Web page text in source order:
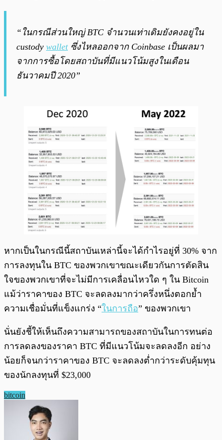
“ในกรณีส่วนใหญ่ BTC จำนวนเท่าเดิมยังคงอยู่ใน
custody walletซึ่งไหลออกจาก Coinbase เป็นผลมา
จากการซื้อโดยสถาบันที่มีแนวโน้มสูงในเดือน
ธันวาคมปี 2020”
หากเป็นในกรณีนี้สถาบันเหล่านี้จะได้กำไรอยู่ที่ 30% จาก
การลงทุนใน BTC ของพวกเขาขณะเดียวกันการตัดสิน
ใจของพวกเขาที่จะไม่มีการเคลื่อนไหวใด ๆ ใน Bitcoin
แม้ว่าราคาของ BTC จะลดลงมากว่าครึ่งหนึ่งตอกย้ำ
ความเชื่อมั่นที่แข็งแกร่ง “ในการถือ” ของพวกเขา
นั่นยังชี้ให้เห็นถึงความสามารถของสถาบันในการทนต่อ
การลดลงของราคา BTC ที่มีแนวโน้มจะลดลงอีก อย่าง
น้อยก็จนกว่าราคาของ BTC จะลดลงต่ำกว่าระดับคุ้มทุน
ของนักลงทุนที่ $23,000
bitcoin